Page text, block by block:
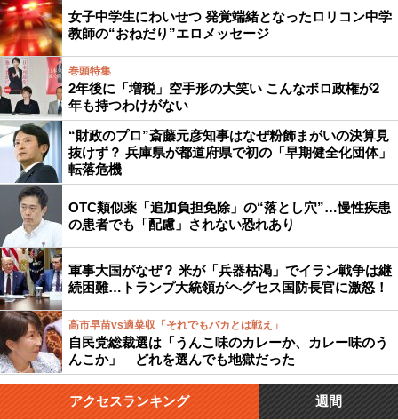
女子中学生にわいせつ 発覚端緒となったロリコン中学
教師の“おねだり”エロメッセージ
巻頭特集
2年後に「増税」空手形の大笑い こんなボロ政権が2
年も持つわけがない
“財政のプロ”斎藤元彦知事はなぜ粉飾まがいの決算見
抜けず？ 兵庫県が都道府県で初の「早期健全化団体」
転落危機
OTC類似薬「追加負担免除」の“落とし穴”…慢性疾患
の患者でも「配慮」されない恐れあり
軍事大国がなぜ？ 米が「兵器枯渇」でイラン戦争は継
続困難…トランプ大統領がヘグセス国防長官に激怒！
高市早苗vs適菜収「それでもバカとは戦え」
自民党総裁選は「うんこ味のカレーか、カレー味のう
んこか」 どれを選んでも地獄だった
アクセスランキング 週間